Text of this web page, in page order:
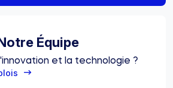
Équipe
et la technologie ?